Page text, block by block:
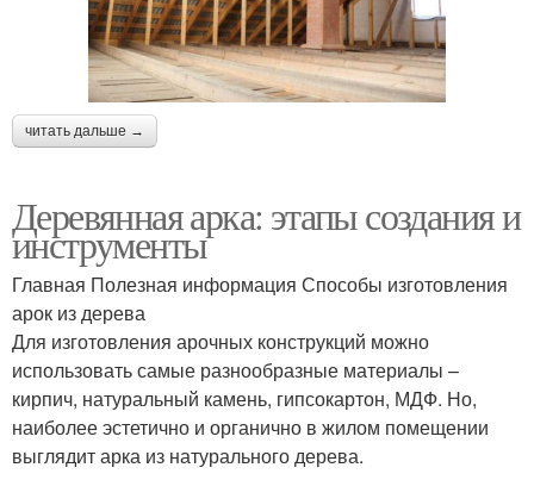
читать дальше →
Деревянная арка: этапы создания и
инструменты
Главная Полезная информация Способы изготовления
арок из дерева
Для изготовления арочных конструкций можно
использовать самые разнообразные материалы –
кирпич, натуральный камень, гипсокартон, МДФ. Но,
наиболее эстетично и органично в жилом помещении
выглядит арка из натурального дерева.